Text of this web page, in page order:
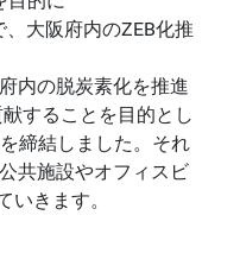
大阪府内のZEB化推
内の脱炭素化を推進
することを目的とし
締結しました。それ
共施設やオフィスビ
いきます。